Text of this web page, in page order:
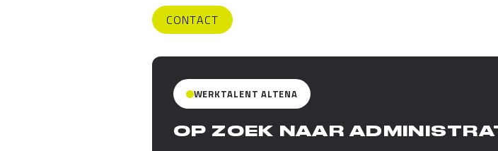
CONTACT
WERKTALENT ALTENA
OP ZOEK NAAR